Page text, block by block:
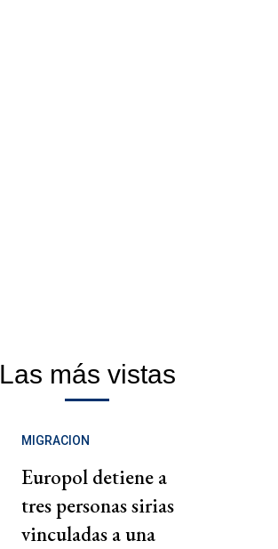
Las más vistas
MIGRACION
Europol detiene a
tres personas sirias
vinculadas a una